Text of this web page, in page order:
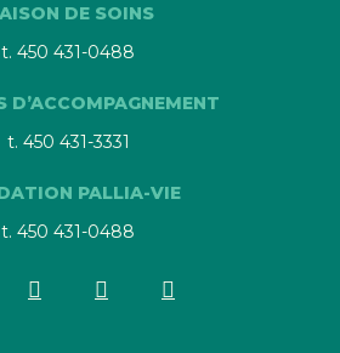
DE SOINS
t. 450 431-0488
D’ACCOMPAGNEMENT
t. 450 431-3331
PALLIA-VIE
t. 450 431-0488